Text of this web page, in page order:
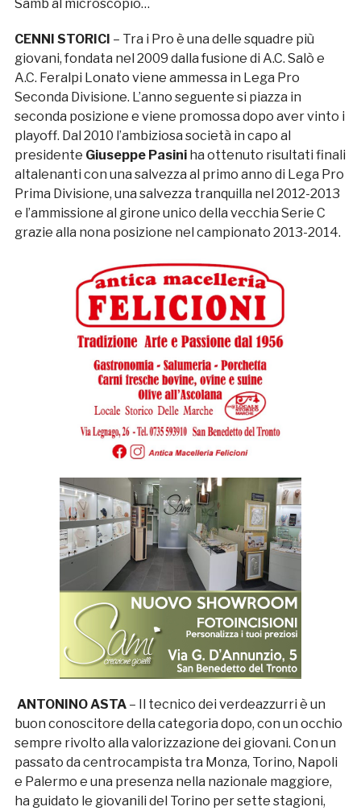
Samb al microscopio…
CENNI STORICI – Tra i Pro è una delle squadre più
giovani, fondata nel 2009 dalla fusione di A.C. Salò e
A.C. Feralpi Lonato viene ammessa in Lega Pro
Seconda Divisione. L’anno seguente si piazza in
seconda posizione e viene promossa dopo aver vinto i
playoff. Dal 2010 l’ambiziosa società in capo al
presidente Giuseppe Pasini ha ottenuto risultati finali
altalenanti con una salvezza al primo anno di Lega Pro
Prima Divisione, una salvezza tranquilla nel 2012-2013
e l’ammissione al girone unico della vecchia Serie C
grazie alla nona posizione nel campionato 2013-2014.
ANTONINO ASTA– Il tecnico dei verdeazzurri è un
buon conoscitore della categoria dopo, con un occhio
sempre rivolto alla valorizzazione dei giovani. Con un
passato da centrocampista tra Monza, Torino, Napoli
e Palermo e una presenza nella nazionale maggiore,
ha guidato le giovanili del Torino per sette stagioni,